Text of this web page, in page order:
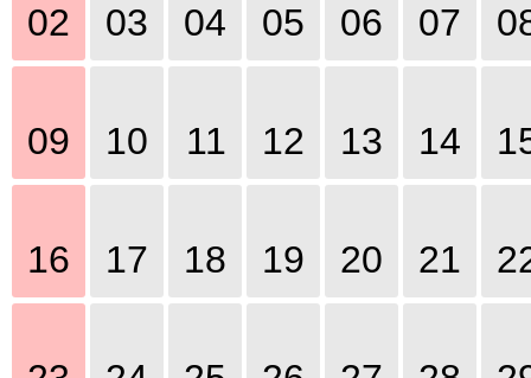
02 03 04 05 06 07
09 10 11 12 13 14
16 17 18 19 20 21